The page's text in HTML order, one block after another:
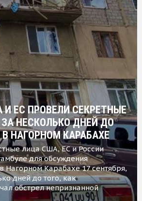
ЕС ПРОВЕЛИ СЕКРЕТНЫЕ
НЕСКОЛЬКО ДНЕЙ ДО
НАГОРНОМ КАРАБАХЕ
лица США, ЕС и России
для обсуждения
Нагорном Карабахе 17 сентября,
дней до того, как
обстрел непризнанной